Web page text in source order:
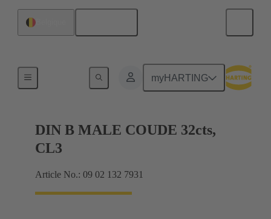
myHARTING
Raccordement carte mère à carte fille
DIN B MALE COUDE 32cts,
CL3
Article No.: 09 02 132 7931